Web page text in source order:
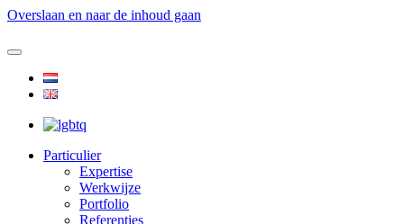
Overslaan en naar de inhoud gaan
Particulier
Expertise
Werkwijze
Portfolio
Referenties